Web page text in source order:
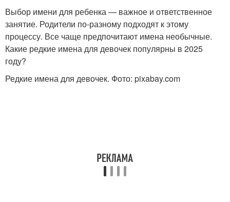
Выбор имени для ребенка — важное и ответственное
занятие. Родители по-разному подходят к этому
процессу. Все чаще предпочитают имена необычные.
Какие редкие имена для девочек популярны в 2025
году?
Редкие имена для девочек. Фото: pixabay.com